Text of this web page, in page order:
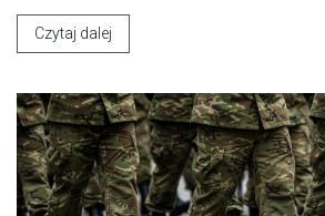
Czytaj dalej